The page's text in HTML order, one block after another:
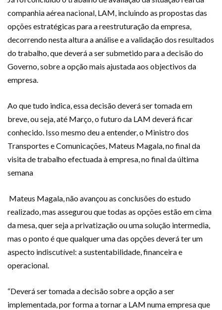
companhia aérea nacional, LAM, incluindo as propostas das
opções estratégicas para a reestruturação da empresa,
decorrendo nesta altura a análise e a validação dos resultados
do trabalho, que deverá a ser submetido para a decisão do
Governo, sobre a opção mais ajustada aos objectivos da
empresa.
Ao que tudo indica, essa decisão deverá ser tomada em
breve, ou seja, até Março, o futuro da LAM deverá ficar
conhecido. Isso mesmo deu a entender, o Ministro dos
Transportes e Comunicações, Mateus Magala, no final da
visita de trabalho efectuada à empresa, no final da última
semana
Mateus Magala, não avançou as conclusões do estudo
realizado, mas assegurou que todas as opções estão em cima
da mesa, quer seja a privatização ou uma solução intermedia,
mas o ponto é que qualquer uma das opções deverá ter um
aspecto indiscutível: a sustentabilidade, financeira e
operacional.
“Deverá ser tomada a decisão sobre a opção a ser
implementada, por forma a tornar a LAM numa empresa que